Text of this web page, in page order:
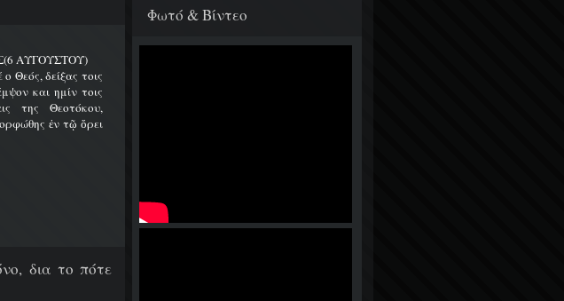
Φωτό & Βίντεο
ΑΥΓΟΥΣΤΟΥ)
δείξας τοις
και ημίν τοις
της Θεοτόκου,
ἐν τῷ ὄρει
δια το πότε